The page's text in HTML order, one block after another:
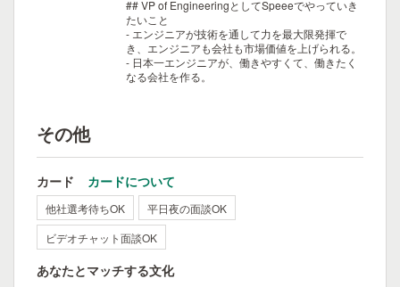
## VP of EngineeringとしてSpeeeでやっていき
たいこと
- エンジニアが技術を通して力を最大限発揮で
き、エンジニアも会社も市場価値を上げられる。
- 日本一エンジニアが、働きやすくて、働きたく
なる会社を作る。
その他
カード カードについて
他社選考待ちOK
平日夜の面談OK
ビデオチャット面談OK
あなたとマッチする文化